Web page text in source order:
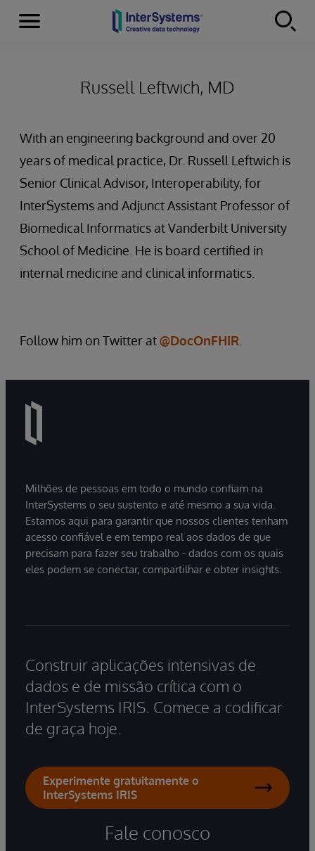
Skip to content
Menu
Russell Leftwich, MD
With an engineering background and over 20
years of medical practice, Dr. Russell Leftwich is
Senior Clinical Advisor, Interoperability, for
InterSystems and Adjunct Assistant Professor of
Biomedical Informatics at Vanderbilt University
School of Medicine. He is board certified in
internal medicine and clinical informatics.
Follow him on Twitter at@DocOnFHIR
Milhões de pessoas em todo o mundo confiam na
InterSystems o seu sustento e até mesmo a sua vida.
Estamos aqui para garantir que nossos clientes tenham
acesso confiável e em tempo real aos dados de que
precisam para fazer seu trabalho - dados com os quais
eles podem se conectar, compartilhar e obter insights.
Construir aplicações intensivas de
dados e de missão crítica com o
InterSystems IRIS. Comece a codificar
de graça hoje.
Experimente gratuitamente o
InterSystems IRIS
Fale conosco